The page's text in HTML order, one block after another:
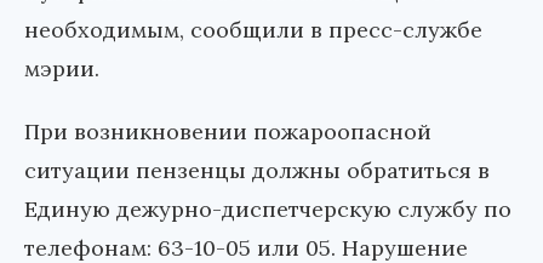
необходимым, сообщили в пресс-службе
мэрии.
При возникновении пожароопасной
ситуации пензенцы должны обратиться в
Единую дежурно-диспетчерскую службу по
телефонам: 63-10-05 или 05. Нарушение